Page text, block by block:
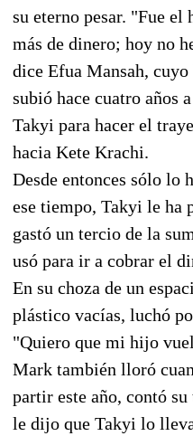
su eterno pesar. "Fue el
más de dinero; hoy no
dice Efua Mansah,
subió hace cuatro años
Takyi para hacer el
hacia Kete Krachi.
Desde entonces sólo lo
ese tiempo, Takyi le ha
gastó un tercio de la
usó para ir a cobrar el
En su choza de un
plástico vacías, luchó
"Quiero que mi hijo
Mark también lloró
partir este año, contó
le dijo que Takyi lo